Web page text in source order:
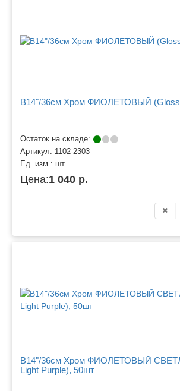
B14"/36см Хром ФИОЛЕТОВЫЙ
Остаток на складе:
Артикул: 1102-2303
Ед. изм.: шт.
Цена:1 040 р.
B14"/36см Хром ФИОЛЕТОВЫЙ
Light Purple), 50шт